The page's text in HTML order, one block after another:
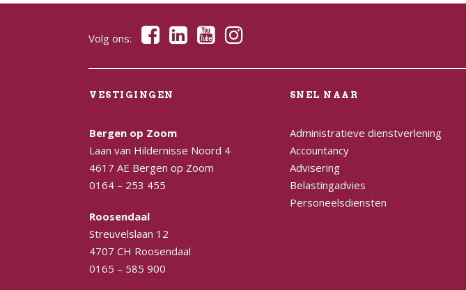
Volg ons:
VESTIGINGEN
Bergen op Zoom
Laan van Hildernisse Noord 4
4617 AE Bergen op Zoom
0164 – 253 455
Roosendaal
Streuvelslaan 12
4707 CH Roosendaal
0165 – 585 900
SNEL NAAR
Administratieve dienstverlening
Accountancy
Advisering
Belastingadvies
Personeelsdiensten